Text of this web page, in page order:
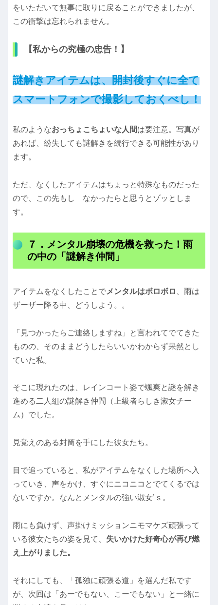
をいただいて無事に取りに戻ることができましたが、
この衝撃は忘れられません。
【私からの究極の忠告！】
謎解きアイテムは、開封後すぐに全て
スマートフォンで撮影しておくべし！
私のようなおっちょこちょいな人間は要注意。写真が
あれば、紛失しても謎解きを続行できる可能性があり
ます。
ただ、なくしたアイテムはちょっと特殊なものだった
ので、この先もし なかったらと思うとゾッとしま
す。
７．メンタル崩壊の危機を救った！雨
の中の「謎解き仲間」
アイテムをなくしたことでメンタルはボロボロ
、雨は
ザーザー降る中、どうしよう。。
「見つかったらご連絡しますね」と言われてでてきた
ものの、そのままどうしたらいいかわからず呆然とし
ていた私。
そこに現れたのは、レインコート姿で颯爽と謎を解き
進める二人組の謎解き仲間（上級者らしき淑女チー
ム）でした。
見覚えのある封筒を手にした彼女たち。
目で追っていると、私がアイテムをなくした場所へ入
っていき、声をかけ、すぐにニコニコとでてくるでは
ないですか。なんとメンタルの強い淑女’ｓ。
雨にも負けず、声掛けミッションニモマケズ頑張って
いる彼女たちの姿を見て、 失いかけた好奇心が再び燃
え上がりました。
それにしても、「孤独に頑張る道」を選んだ私です
が、次回は「あーでもない、こーでもない」と一緒に